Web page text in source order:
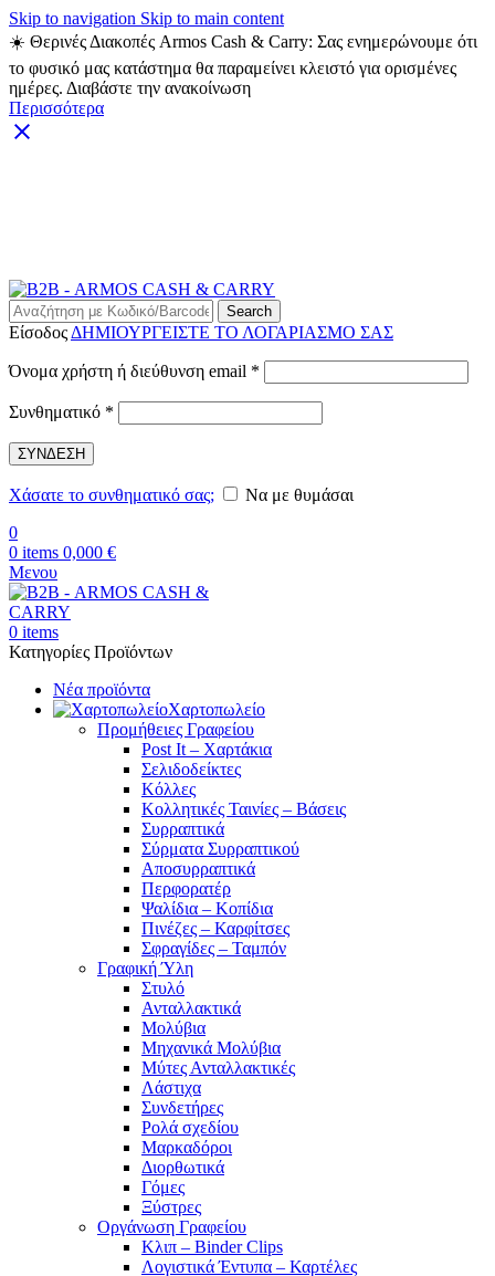
Skip to navigation Skip to main content
☀️ Θερινές Διακοπές Armos Cash & Carry: Σας ενημερώνουμε ότι
το φυσικό μας κατάστημα θα παραμείνει κλειστό για ορισμένες
ημέρες. Διαβάστε την ανακοίνωση
Περισσότερα
Search
Είσοδος ΔΗΜΙΟΥΡΓΕΙΣΤΕ ΤΟ ΛΟΓΑΡΙΑΣΜΟ ΣΑΣ
Όνομα χρήστη ή διεύθυνση email *
Συνθηματικό *
ΣΥΝΔΕΣΗ
Χάσατε το συνθηματικό σας;
Να με θυμάσαι
0
0 items 0,000 €
Μενου
0 items
Κατηγορίες Προϊόντων
Νέα προϊόντα
Χαρτοπωλείο
Προμήθειες Γραφείου
Post It – Χαρτάκια
Σελιδοδείκτες
Κόλλες
Κολλητικές Ταινίες – Βάσεις
Συρραπτικά
Σύρματα Συρραπτικού
Αποσυρραπτικά
Περφορατέρ
Ψαλίδια – Κοπίδια
Πινέζες – Καρφίτσες
Σφραγίδες – Ταμπόν
Γραφική Ύλη
Στυλό
Ανταλλακτικά
Μολύβια
Μηχανικά Μολύβια
Μύτες Ανταλλακτικές
Λάστιχα
Συνδετήρες
Ρολά σχεδίου
Μαρκαδόροι
Διορθωτικά
Γόμες
Ξύστρες
Οργάνωση Γραφείου
Κλιπ – Binder Clips
Λογιστικά Έντυπα – Καρτέλες